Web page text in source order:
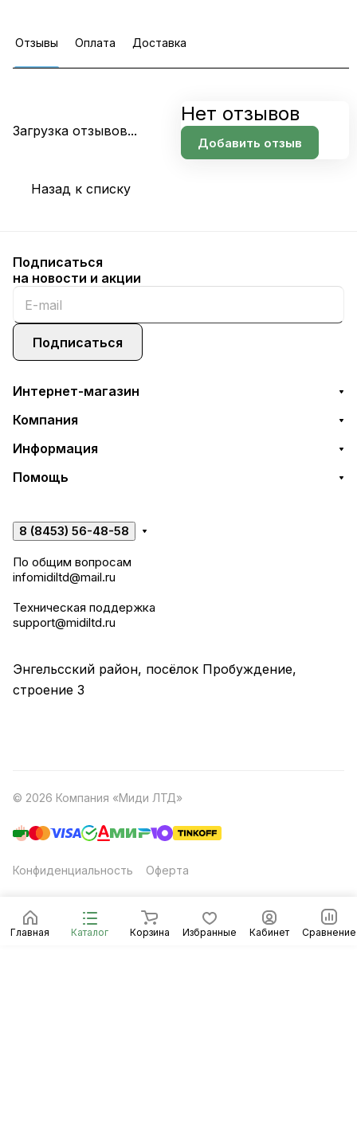
Отзывы Оплата Доставка
Загрузка отзывов...
Нет отзывов
Добавить отзыв
Назад к списку
Главная Каталог Корзина Избранные Кабинет Сравнение
Подписаться
на новости и акции
Подписаться
Интернет-магазин
Компания
Информация
Помощь
8 (8453) 56-48-58
По общим вопросам
infomidiltd@mail.ru
Техническая поддержка
support@midiltd.ru
Энгельсский район, посёлок Пробуждение,
строение 3
© 2026 Компания «Миди ЛТД»
Конфиденциальность Оферта